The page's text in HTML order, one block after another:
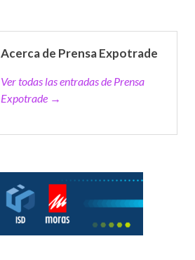
Acerca de Prensa Expotrade
Ver todas las entradas de Prensa
Expotrade →